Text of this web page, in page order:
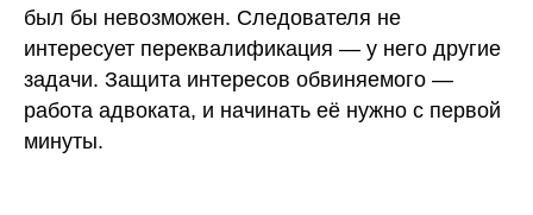
был бы невозможен. Следователя не
интересует переквалификация — у него другие
задачи. Защита интересов обвиняемого —
работа адвоката, и начинать её нужно с первой
минуты.